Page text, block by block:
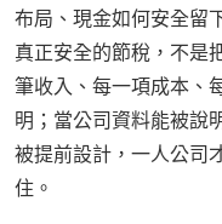
布局、現金如何安全留
真正安全的節稅，不是
筆收入、每一項成本、
明；當公司資料能被說
被提前設計，一人公司
住。